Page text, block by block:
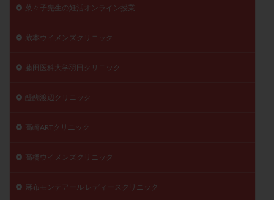
菜々子先生の妊活オンライン授業
蔵本ウイメンズクリニック
藤田医科大学羽田クリニック
醍醐渡辺クリニック
高崎ARTクリニック
高橋ウイメンズクリニック
麻布モンテアール レディースクリニック